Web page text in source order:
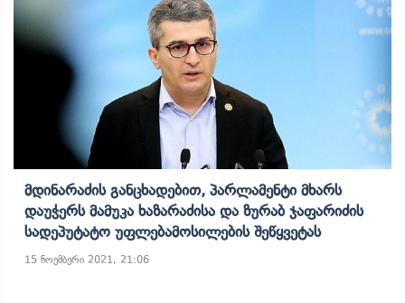
Მდინარაძის Განცხადებით, Პარლამენტი Მხარს
Დაუჭერს Მამუკა Ხაზარაძისა Და Ზურაბ Ჯაფარიძის
Სადეპუტატო Უფლებამოსილების Შეწყვეტას
15 ნოემბერი 2021, 21:06